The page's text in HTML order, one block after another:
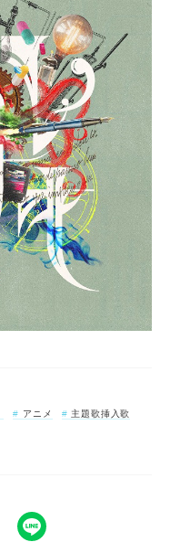
アニメ
主題歌挿入歌